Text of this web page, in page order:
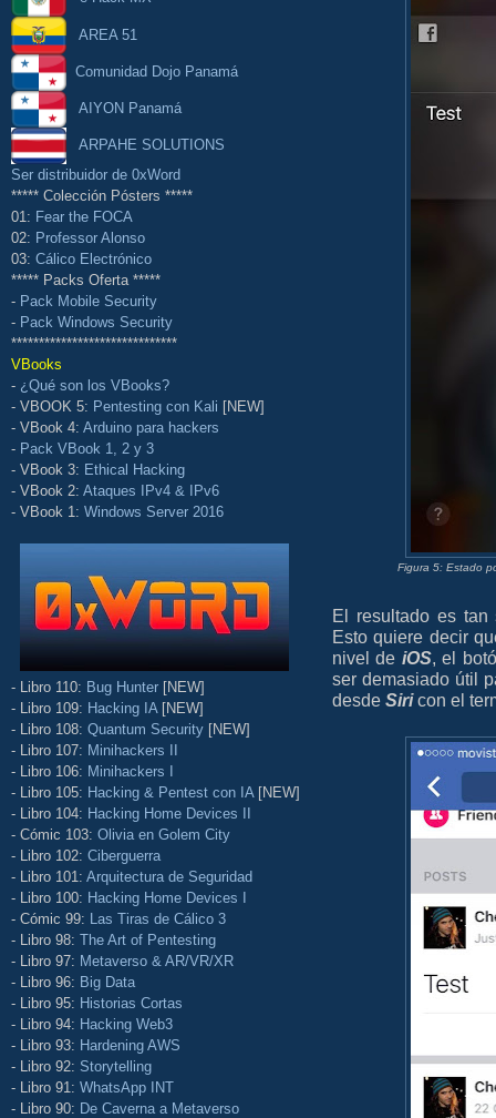
AREA 51
Comunidad Dojo Panamá
AIYON Panamá
ARPAHE SOLUTIONS
Ser distribuidor de 0xWord
***** Colección Pósters *****
01: Fear the FOCA
02: Professor Alonso
03: Cálico Electrónico
***** Packs Oferta *****
- Pack Mobile Security
- Pack Windows Security
******************************
VBooks
- ¿Qué son los VBooks?
- VBOOK 5: Pentesting con Kali [NEW]
- VBook 4: Arduino para hackers
- Pack VBook 1, 2 y 3
- VBook 3: Ethical Hacking
- VBook 2: Ataques IPv4 & IPv6
- VBook 1: Windows Server 2016
- Libro 110: Bug Hunter [NEW]
- Libro 109: Hacking IA [NEW]
- Libro 108: Quantum Security [NEW]
- Libro 107: Minihackers II
- Libro 106: Minihackers I
- Libro 105: Hacking & Pentest con IA [NEW]
- Libro 104: Hacking Home Devices II
- Cómic 103: Olivia en Golem City
- Libro 102: Ciberguerra
- Libro 101: Arquitectura de Seguridad
- Libro 100: Hacking Home Devices I
- Cómic 99: Las Tiras de Cálico 3
- Libro 98: The Art of Pentesting
- Libro 97: Metaverso & AR/VR/XR
- Libro 96: Big Data
- Libro 95: Historias Cortas
- Libro 94: Hacking Web3
- Libro 93: Hardening AWS
- Libro 92: Storytelling
- Libro 91: WhatsApp INT
- Libro 90: De Caverna a Metaverso
Figura 5: Estado
El resultado es
Esto quiere decir
nivel de iOS, el
ser demasiado útil
desde Siricon el